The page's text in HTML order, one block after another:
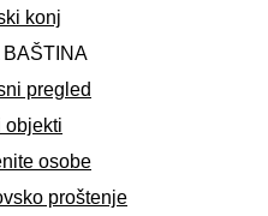
konj
BAŠTINA
pregled
objekti
osobe
proštenje